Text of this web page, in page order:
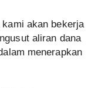
kami akan bekerja
aliran dana
menerapkan